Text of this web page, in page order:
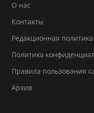
О нас
Контакты
Редакционная политика
Политика
Правила пользования
Архив